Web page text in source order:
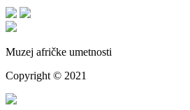
Muzej afričke umetnosti
Copyright © 2021